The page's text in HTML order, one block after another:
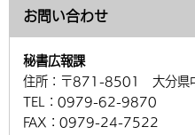
お問い合わせ
秘書広報課
住所： 〒871-8501 大分県
TEL： 0979-62-9870
FAX： 0979-24-7522